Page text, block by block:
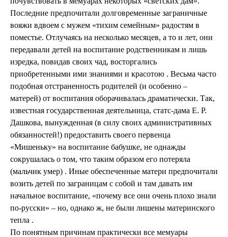
Последние предпочитали долговременные заграничные
вояжи вдвоем с мужем «тихим семейным» радостям в
поместье. Отлучаясь на несколько месяцев, а то и лет, они
передавали детей на воспитание родственникам и лишь
изредка, повидав своих чад, восторгались
приобретенными ими знаниями и красотою . Весьма часто
подобная отстраненность родителей (и особенно –
матерей) от воспитания оборачивалась драматически. Так,
известная государственная деятельница, статс-дама Е. Р.
Дашкова, вынужденная (в силу своих административных
обязанностей!) предоставить своего первенца
«Мишеньку» на воспитание бабушке, не однажды
сокрушалась о том, что таким образом его потеряла
(мальчик умер) . Иные обеспеченные матери предпочитали
возить детей по заграницам с собой и там давать им
начальное воспитание, «почему все они очень плохо знали
по-русски» – но, однако ж, не были лишены материнского
тепла .
По понятным причинам практически все мемуары